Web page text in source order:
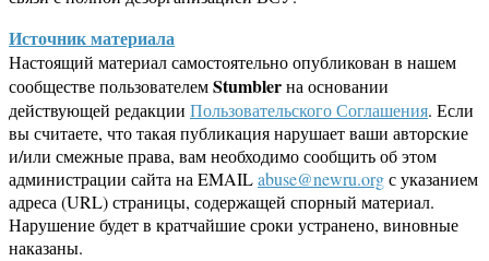
Источник материала
Настоящий материал самостоятельно опубликован в нашем
сообществе пользователемStumblerна основании
действующей редакции Пользовательского Соглашения. Если
вы считаете, что такая публикация нарушает ваши авторские
и/или смежные права, вам необходимо сообщить об этом
администрации сайта на EMAILabuse@newru.orgс указанием
адреса (URL) страницы, содержащей спорный материал.
Нарушение будет в кратчайшие сроки устранено, виновные
наказаны.